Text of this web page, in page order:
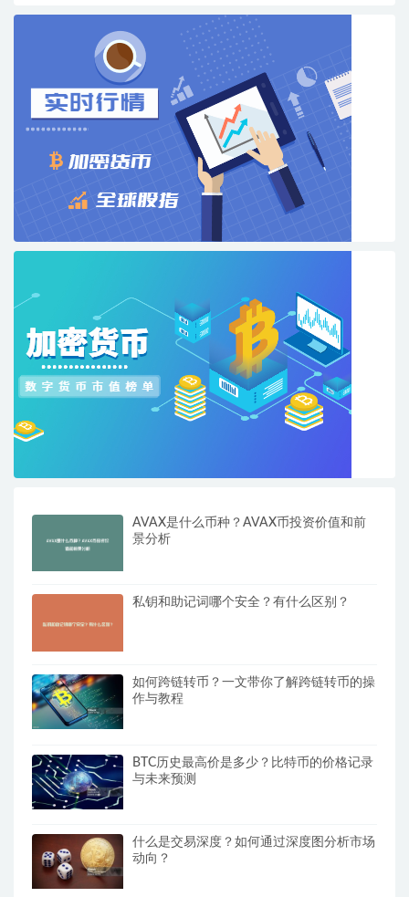
AVAX是什么币种？AVAX币投资价值和前
景分析
私钥和助记词哪个安全？有什么区别？
如何跨链转币？一文带你了解跨链转币的操
作与教程
BTC历史最高价是多少？比特币的价格记录
与未来预测
什么是交易深度？如何通过深度图分析市场
动向？